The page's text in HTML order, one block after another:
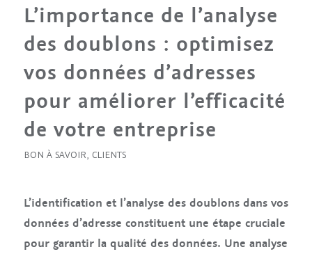
L’importance de l’analyse
des doublons : optimisez
vos données d’adresses
pour améliorer l’efficacité
de votre entreprise
BON À SAVOIR CLIENTS
L’identification et l’analyse des doublons dans vos
données d’adresse constituent une étape cruciale
pour garantir la qualité des données. Une analyse